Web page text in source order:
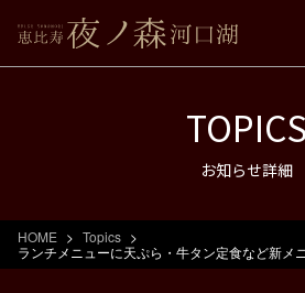
TOPICS
お知らせ詳細
HOME
Topics
ランチメニューに天ぷら・牛タン定食など新メ